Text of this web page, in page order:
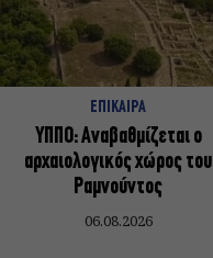
ΕΠΙΚΑΙΡΑ
ΥΠΠΟ: Αναβαθμίζεται ο
αρχαιολογικός χώρος του
Ραμνούντος
06.08.2026